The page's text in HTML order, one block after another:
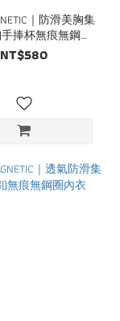
｜防滑美胸集
捧杯無痕無鋼圈
內衣
NT$580